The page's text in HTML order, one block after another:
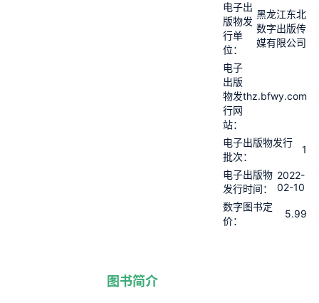
电子出
版物发
行单
位：
黑龙江东北
数字出版传
媒有限公司
电子
出版
物发
行网
站：
thz.bfwy.com
电子出版物发行
批次：
1
电子出版物
发行时间：
2022-
02-10
数字图书定
价：
5.99
图书简介